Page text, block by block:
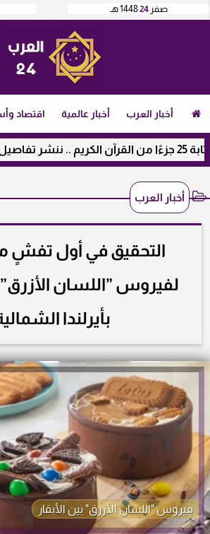
صفر 241448 هـ
أخبار العرب أخبار عالمية اقتصاد
أخبار العرب
التحقيق في أول تفشٍ
لفيروس ”اللسان الأزرق”
بأيرلندا
فيروس "اللسان الأزرق" بين الأبقار